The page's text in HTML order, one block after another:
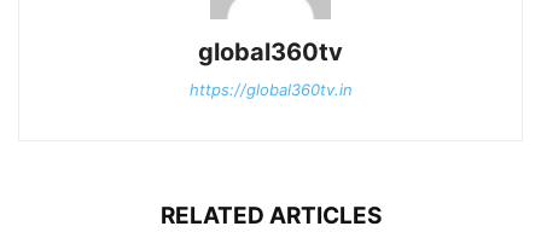
global360tv
https://global360tv.in
RELATED ARTICLES